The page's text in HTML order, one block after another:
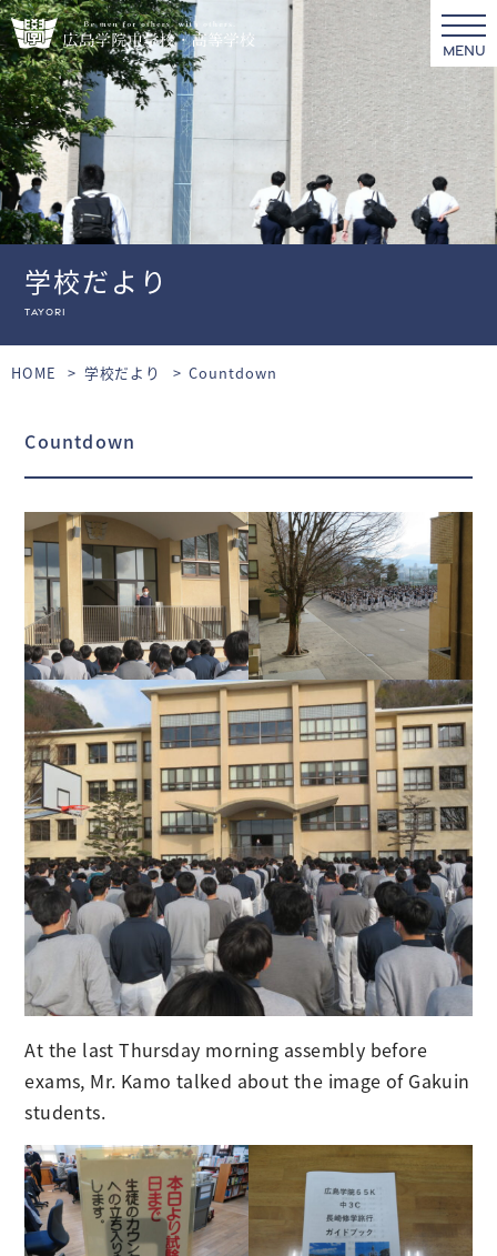
MENU
学校だより
tayori
HOME 学校だより Countdown
Countdown
At the last Thursday morning assembly before
exams, Mr. Kamo talked about the image of Gakuin
students.